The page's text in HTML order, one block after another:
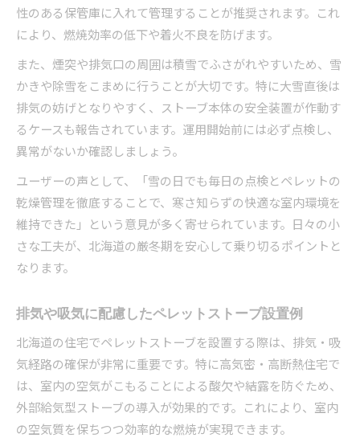
性のある保管庫に入れて管理することが推奨されます。これ
により、燃焼効率の低下や着火不良を防げます。
また、煙突や排気口の周囲は積雪でふさがれやすいため、雪
かきや除雪をこまめに行うことが大切です。特に大雪直後は
排気の妨げとなりやすく、ストーブ本体の安全装置が作動す
るケースも報告されています。運用開始前には必ず点検し、
異常がないか確認しましょう。
ユーザーの声として、「雪の日でも毎日の点検とペレットの
乾燥管理を徹底することで、寒さ知らずの快適な室内環境を
維持できた」という意見が多く寄せられています。日々の小
さな工夫が、北海道の厳冬期を安心して乗り切るポイントと
なります。
排気や吸気に配慮したペレットストーブ設置例
北海道の住宅でペレットストーブを設置する際は、排気・吸
気経路の確保が非常に重要です。特に高気密・高断熱住宅で
は、室内の空気がこもることによる酸欠や結露を防ぐため、
外部給気型ストーブの導入が効果的です。これにより、室内
の空気質を保ちつつ効率的な燃焼が実現できます。